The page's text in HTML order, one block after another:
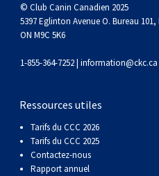
© Club Canin Canadien 2025
5397 Eglinton Avenue O. Bureau
ON M9C 5K6
1-855-364-7252 | information@ckc.ca
Ressources utiles
Tarifs du CCC 2026
Tarifs du CCC 2025
Contactez-nous
Rapport annuel